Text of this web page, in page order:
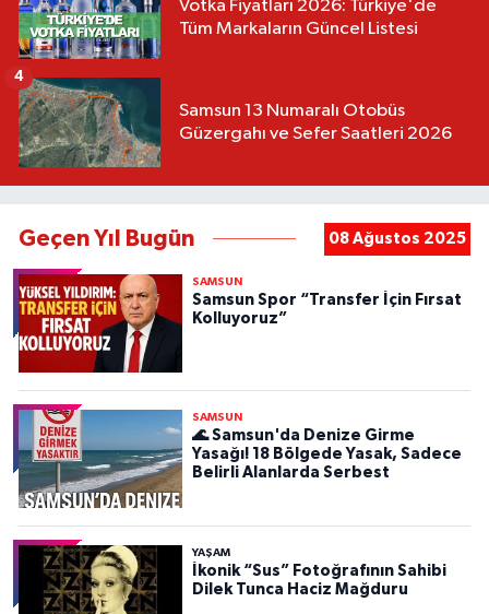
Votka Fiyatları 2026: Türkiye'de
Tüm Markaların Güncel Listesi
Samsun 13 Numaralı Otobüs
Güzergahı ve Sefer Saatleri 2026
4
Geçen Yıl Bugün 08 Ağustos 2025
SAMSUN
Samsun Spor “Transfer İçin Fırsat
Kolluyoruz”
SAMSUN
🌊 Samsun'da Denize Girme
Yasağı! 18 Bölgede Yasak, Sadece
Belirli Alanlarda Serbest
YAŞAM
İkonik “Sus” Fotoğrafının Sahibi
Dilek Tunca Haciz Mağduru